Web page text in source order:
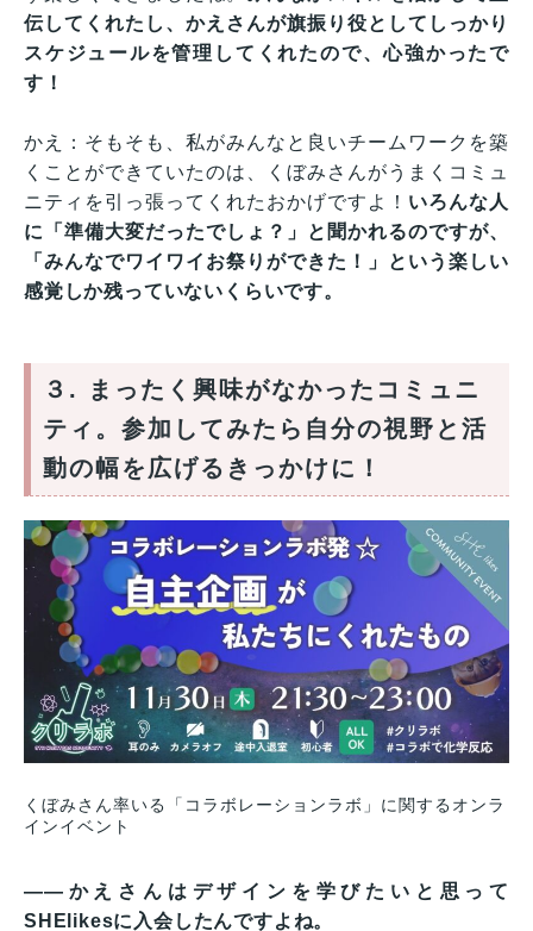
伝してくれたし、かえさんが旗振り役としてしっかり
スケジュールを管理してくれたので、心強かったで
す！
かえ：そもそも、私がみんなと良いチームワークを築
くことができていたのは、くぼみさんがうまくコミュ
ニティを引っ張ってくれたおかげですよ！ いろんな人
に「準備大変だったでしょ？」と聞かれるのですが、
「みんなでワイワイお祭りができた！」という楽しい
感覚しか残っていないくらいです。
３. まったく興味がなかったコミュニ
ティ。参加してみたら自分の視野と活
動の幅を広げるきっかけに！
くぼみさん率いる「コラボレーションラボ」に関するオンラ
インイベント
——かえさんはデザインを学びたいと思って
SHElikesに入会したんですよね。